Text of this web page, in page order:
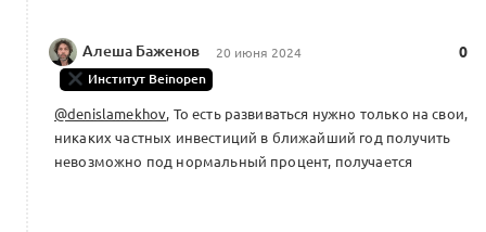
Алеша Баженов 20 июня 2024
Институт Beinopen
0
@denislamekhov, То есть развиваться нужно только на свои,
никаких частных инвестиций в ближайший год получить
невозможно под нормальный процент, получается